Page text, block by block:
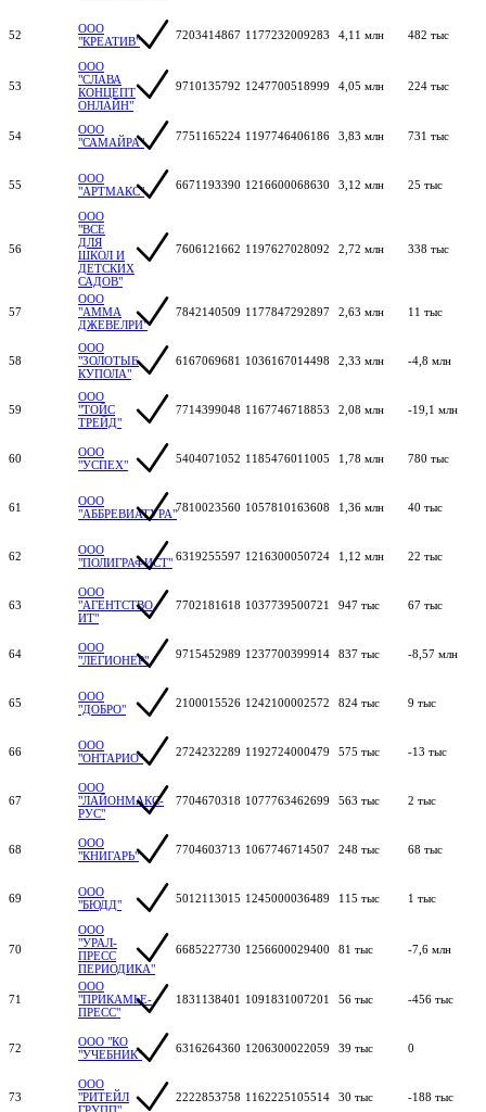
52
ООО
"КРЕАТИВ"
7203414867 1177232009283 4,11 млн 482 тыс
53
ООО
"СЛАВА
КОНЦЕПТ
ОНЛАЙН"
9710135792 1247700518999 4,05 млн 224 тыс
54
ООО
"САМАЙРА"
7751165224 1197746406186 3,83 млн 731 тыс
55
ООО
"АРТМАКС"
6671193390 1216600068630 3,12 млн 25 тыс
56
ООО
"ВСЕ
ДЛЯ
ШКОЛ И
ДЕТСКИХ
САДОВ"
7606121662 1197627028092 2,72 млн 338 тыс
57
ООО
"АММА
ДЖЕВЕЛРИ"
7842140509 1177847292897 2,63 млн 11 тыс
58
ООО
"ЗОЛОТЫЕ
КУПОЛА"
6167069681 1036167014498 2,33 млн -4,8 млн
59
ООО
"ТОЙС
ТРЕЙД"
7714399048 1167746718853 2,08 млн -19,1 млн
60
ООО
"УСПЕХ"
5404071052 1185476011005 1,78 млн 780 тыс
61
ООО
"АББРЕВИАТУРА"7810023560 1057810163608 1,36 млн 40 тыс
62
ООО
"ПОЛИГРАФИСТ" 6319255597 1216300050724 1,12 млн 22 тыс
63
ООО
"АГЕНТСТВО
ИТ"
7702181618 1037739500721 947 тыс 67 тыс
64
ООО
"ЛЕГИОНЕР"
9715452989 1237700399914 837 тыс -8,57 млн
65
ООО
"ДОБРО"
2100015526 1242100002572 824 тыс 9 тыс
66
ООО
"ОНТАРИО"
2724232289 1192724000479 575 тыс -13 тыс
67
ООО
"ЛАЙОНМАКС-
РУС"
7704670318 1077763462699 563 тыс 2 тыс
68
ООО
"КНИГАРЬ"
7704603713 1067746714507 248 тыс 68 тыс
69
ООО
"БЮДД"
5012113015 1245000036489 115 тыс 1 тыс
70
ООО
"УРАЛ-
ПРЕСС
ПЕРИОДИКА"
6685227730 1256600029400 81 тыс -7,6 млн
71
ООО
"ПРИКАМЬЕ-
ПРЕСС"
1831138401 1091831007201 56 тыс -456 тыс
72
ООО "КО
"УЧЕБНИК"
6316264360 1206300022059 39 тыс 0
73
ООО
"РИТЕЙЛ
2222853758 1162225105514 30 тыс -188 тыс